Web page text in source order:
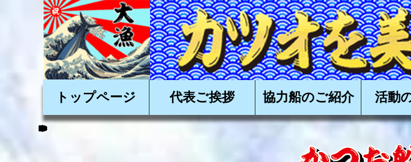
かかつおを美味しく食べる会,かつお,カツオ,鰹,一本釣り,かつお一本釣り,カツ
トップページ 代表ご挨拶 協力船のご紹介 活動